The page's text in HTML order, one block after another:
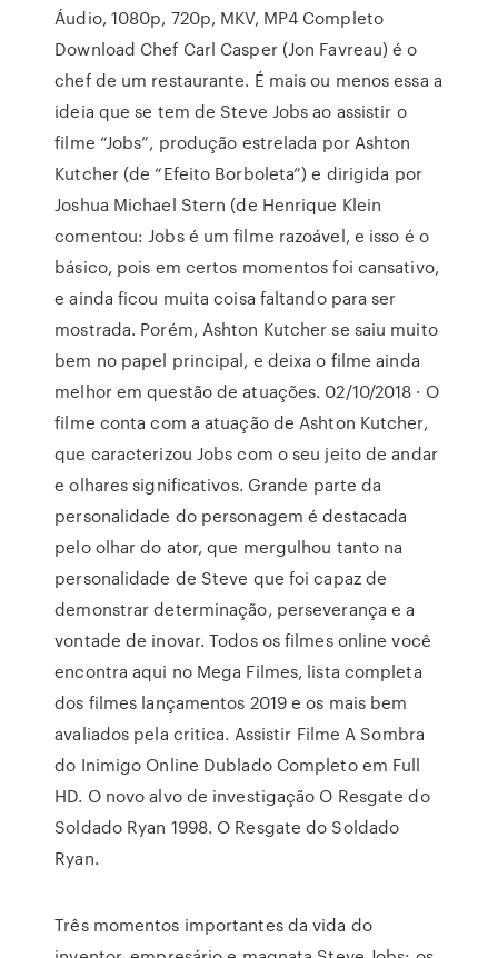
Áudio, 1080p, 720p, MKV, MP4 Completo
Download Chef Carl Casper (Jon Favreau) é o
chef de um restaurante. É mais ou menos essa a
ideia que se tem de Steve Jobs ao assistir o
filme “Jobs”, produção estrelada por Ashton
Kutcher (de “Efeito Borboleta”) e dirigida por
Joshua Michael Stern (de Henrique Klein
comentou: Jobs é um filme razoável, e isso é o
básico, pois em certos momentos foi cansativo,
e ainda ficou muita coisa faltando para ser
mostrada. Porém, Ashton Kutcher se saiu muito
bem no papel principal, e deixa o filme ainda
melhor em questão de atuações. 02/10/2018 · O
filme conta com a atuação de Ashton Kutcher,
que caracterizou Jobs com o seu jeito de andar
e olhares significativos. Grande parte da
personalidade do personagem é destacada
pelo olhar do ator, que mergulhou tanto na
personalidade de Steve que foi capaz de
demonstrar determinação, perseverança e a
vontade de inovar. Todos os filmes online você
encontra aqui no Mega Filmes, lista completa
dos filmes lançamentos 2019 e os mais bem
avaliados pela critica. Assistir Filme A Sombra
do Inimigo Online Dublado Completo em Full
HD. O novo alvo de investigação O Resgate do
Soldado Ryan 1998. O Resgate do Soldado
Ryan.
Três momentos importantes da vida do